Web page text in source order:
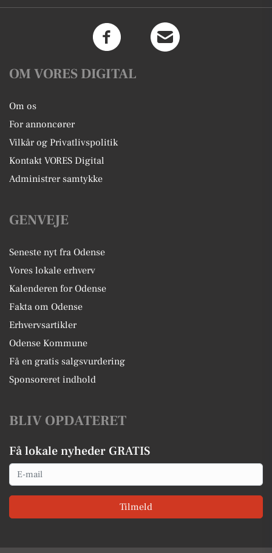
OM VORES DIGITAL
Om os
For annoncører
Vilkår og Privatlivspolitik
Kontakt VORES Digital
Administrer samtykke
GENVEJE
Seneste nyt fra Odense
Vores lokale erhverv
Kalenderen for Odense
Fakta om Odense
Erhvervsartikler
Odense Kommune
Få en gratis salgsvurdering
Sponsoreret indhold
BLIV OPDATERET
Få lokale nyheder GRATIS
Email
Tilmeld